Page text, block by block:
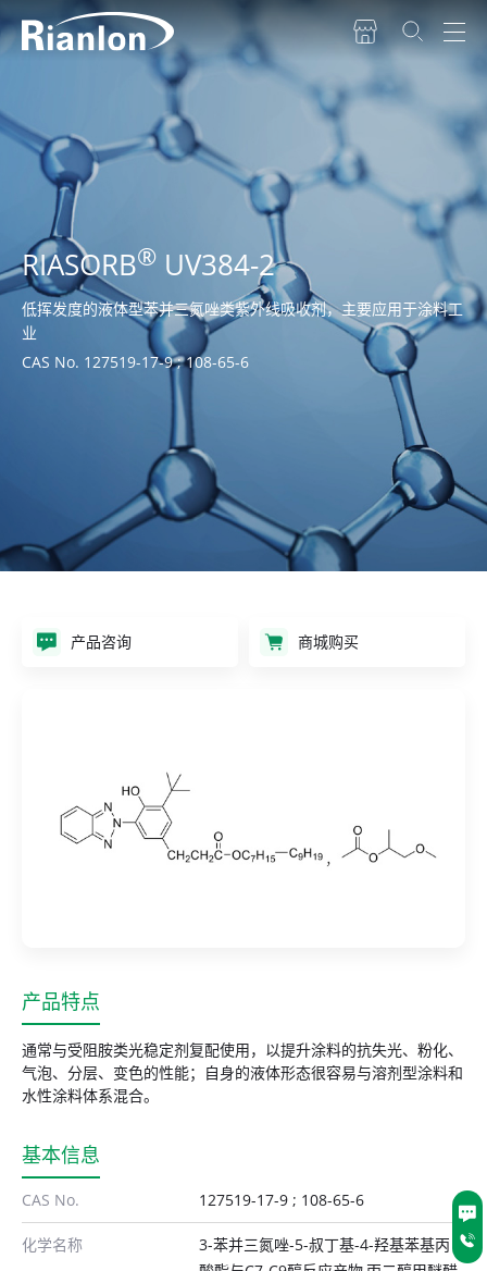
RIASORB® UV384-2
低挥发度的液体型苯并三氮唑类紫外线吸收剂，主要应用于涂料工
业
CAS No. 127519-17-9 ; 108-65-6
产品特点
通常与受阻胺类光稳定剂复配使用，以提升涂料的抗失光、粉化、
气泡、分层、变色的性能；自身的液体形态很容易与溶剂型涂料和
水性涂料体系混合。
基本信息
CAS No. 127519-17-9 ; 108-65-6
化学名称
3-苯并三氮唑-5-叔丁基-4-羟基苯基丙
产品咨询 商城购买